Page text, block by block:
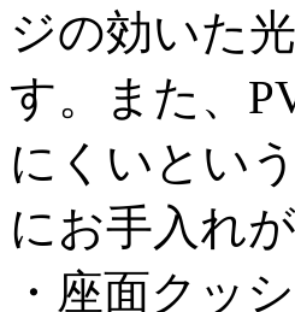
ジの効いた
す。また、
にくいとい
にお手入れ
・座面クッ